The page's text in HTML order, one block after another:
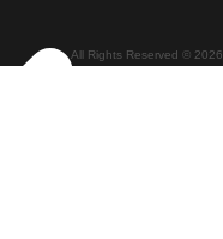
列車 All Rights Reserved © 2026